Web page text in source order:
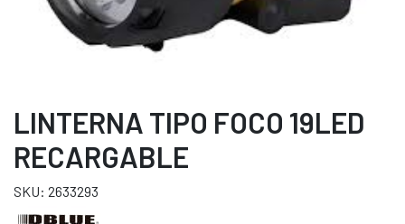
LINTERNA TIPO FOCO 19LED
RECARGABLE
SKU: 2633293